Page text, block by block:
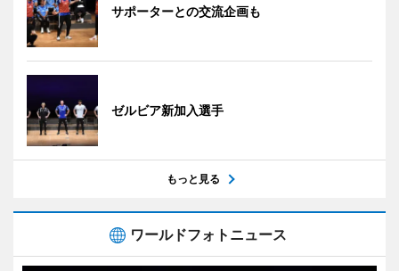
サポーターとの交流企画も
ゼルビア新加入選手
もっと見る
ワールドフォトニュース